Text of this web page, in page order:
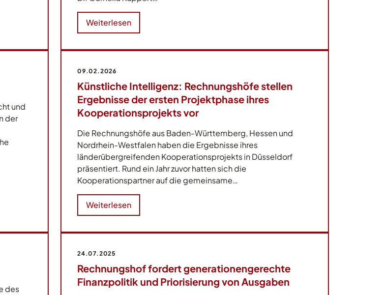
Weiterlesen
und
der
09.02.2026
Künstliche Intelligenz: Rechnungshöfe stellen
Ergebnisse der ersten Projektphase ihres
Kooperationsprojekts vor
Die Rechnungshöfe aus Baden-Württemberg, Hessen und
Nordrhein-Westfalen haben die Ergebnisse ihres
länderübergreifenden Kooperationsprojekts in Düsseldorf
präsentiert. Rund ein Jahr zuvor hatten sich die
Kooperationspartner auf die gemeinsame…
Weiterlesen
des
24.07.2025
Rechnungshof fordert generationengerechte
Finanzpolitik und Priorisierung von Ausgaben